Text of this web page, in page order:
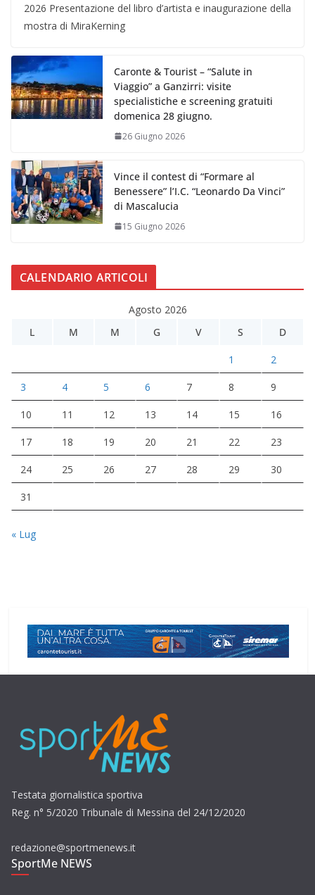
2026 Presentazione del libro d’artista e inaugurazione della
mostra di MiraKerning
Caronte & Tourist – “Salute in
Viaggio” a Ganzirri: visite
specialistiche e screening gratuiti
domenica 28 giugno.
26 Giugno 2026
Vince il contest di “Formare al
Benessere” l’I.C. “Leonardo Da Vinci”
di Mascalucia
15 Giugno 2026
CALENDARIO ARTICOLI
Agosto 2026
L
M M G V S D
1 2
3 4 5 6 7 8 9
10 11 12 13 14 15 16
17 18 19 20 21 22 23
24 25 26 27 28 29 30
31
« Lug
Testata giornalistica sportiva
Reg. n° 5/2020 Tribunale di Messina del 24/12/2020
redazione@sportmenews.it
SportMe NEWS